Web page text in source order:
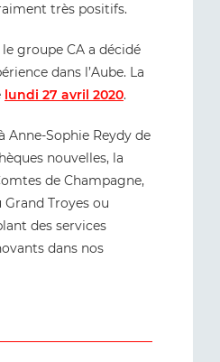
très positifs.
le groupe CA a décidé
dans l’Aube. La
lundi 27 avril 2020.
Anne-Sophie Reydy de
nouvelles, la
de Champagne,
Troyes ou
des services
dans nos